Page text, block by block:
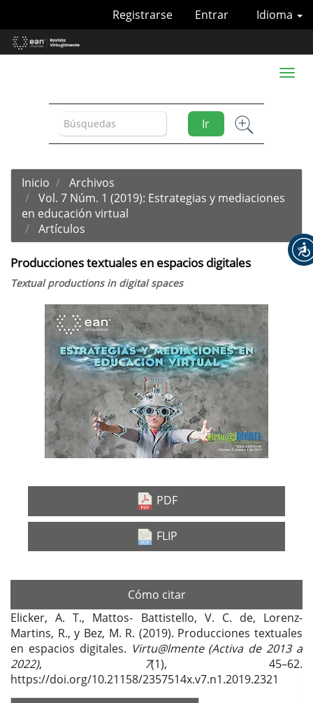
Contenido
principal
Idioma
Registrarse Entrar
Ir
Toggle
Inicio
Archivos
Vol. 7 Núm. 1 (2019): Estrategias y mediaciones
en educación virtual
Artículos
Producciones textuales en espacios digitales
Textual productions in digital spaces
Barra
lateral
del
artículo
PDF
FLIP
Cómo citar
Elicker, A. T., Mattos- Battistello, V. C. de, Lorenz-
Martins, R., y Bez, M. R. (2019). Producciones textuales
en espacios digitales. Virtu@lmente (Activa de 2013 a
2022), 7(1), 45–62.
https://doi.org/10.21158/2357514x.v7.n1.2019.2321